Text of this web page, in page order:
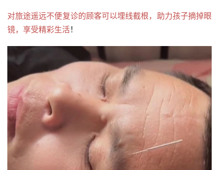
对旅途遥远不便复诊的顾客可以埋线截根，助力孩子摘掉眼
镜，享受精彩生活！